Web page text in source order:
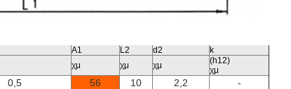
Α1 L2 d2
k
χμ χμ χμ
(h12)
χμ
0,5 56 10 2,2
-